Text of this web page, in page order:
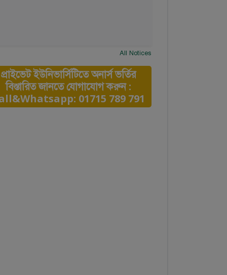
All Notices
প্রাইভেট ইউনিভার্সিটিতে অনার্স ভর্তির
বিস্তারিত জানতে যোগাযোগ করুন :
01715 789 791